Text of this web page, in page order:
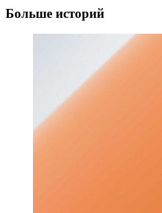
Больше историй